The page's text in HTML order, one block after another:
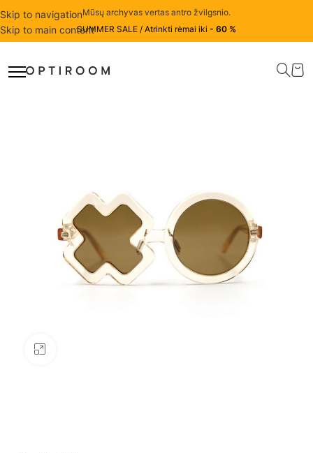
Skip to navigation
Skip to main content
Mūsų archyvas vertas antro žvilgsnio.
SUMMER SALE / Atrinkti rėmai iki - 60 %